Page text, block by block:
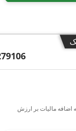
اضافه مالیات بر ارزش